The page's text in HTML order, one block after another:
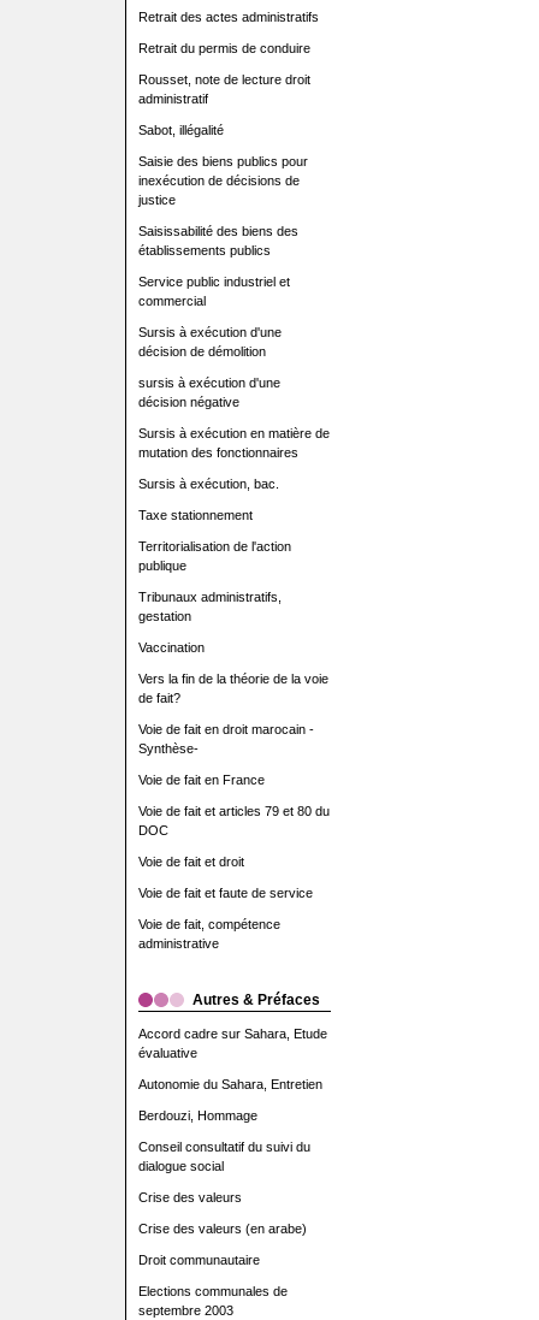
Retrait des actes administratifs
Retrait du permis de conduire
Rousset, note de lecture droit
administratif
Sabot, illégalité
Saisie des biens publics pour
inexécution de décisions de
justice
Saisissabilité des biens des
établissements publics
Service public industriel et
commercial
Sursis à exécution d'une
décision de démolition
sursis à exécution d'une
décision négative
Sursis à exécution en matière de
mutation des fonctionnaires
Sursis à exécution, bac.
Taxe stationnement
Territorialisation de l'action
publique
Tribunaux administratifs,
gestation
Vaccination
Vers la fin de la théorie de la voie
de fait?
Voie de fait en droit marocain -
Synthèse-
Voie de fait en France
Voie de fait et articles 79 et 80 du
DOC
Voie de fait et droit
Voie de fait et faute de service
Voie de fait, compétence
administrative
Autres & Préfaces
Accord cadre sur Sahara, Etude
évaluative
Autonomie du Sahara, Entretien
Berdouzi, Hommage
Conseil consultatif du suivi du
dialogue social
Crise des valeurs
Crise des valeurs (en arabe)
Droit communautaire
Elections communales de
septembre 2003